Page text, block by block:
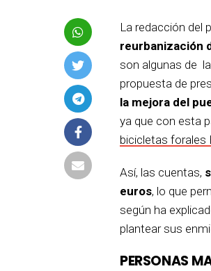
La redacción del
reurbanización
son algunas de
propuesta de
la mejora del
ya que con esta
bicicletas forales
Así, las cuentas,
euros, lo que
según ha
plantear sus
PERSONAS